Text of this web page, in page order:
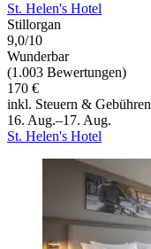
St. Helen's Hotel
Stillorgan
9,0/10
Wunderbar
(1.003 Bewertungen)
170 €
inkl. Steuern & Gebühren
16. Aug.–17. Aug.
St. Helen's Hotel